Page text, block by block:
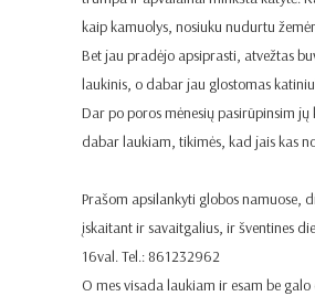
kaip kamuolys, nosiuku nudurtu
Bet jau pradėjo apsiprasti, atvežtas
laukinis, o dabar jau glostomas
Dar po poros mėnesių pasirūpinsim jų
dabar laukiam, tikimės, kad jais kas
Prašom apsilankyti globos namuose,
įskaitant ir savaitgalius, ir šventines
16val. Tel.: 861232962
O mes visada laukiam ir esam be